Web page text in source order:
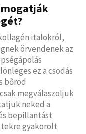
italokról,
örvendenek az
ez a csodás
bőröd
megválaszoljuk
neked a
bepillantást
gyakorolt